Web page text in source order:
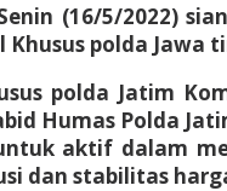
(16/5/2022)
polda Jawa
polda Jatim
Humas Polda
aktif dalam
dan stabilitas